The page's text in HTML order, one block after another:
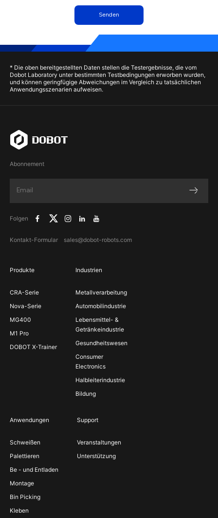
Senden
* Die oben bereitgestellten Daten stellen die Testergebnisse, die vom
Dobot Laboratory unter bestimmten Testbedingungen erworben wurden,
und können geringfügige Abweichungen im Vergleich zu tatsächlichen
Anwendungsszenarien aufweisen.
Abonnement
Folgen
Kontakt-Formular sales@dobot-robots.com
Produkte
CRA-Serie
Nova-Serie
MG400
M1 Pro
DOBOT X-Trainer
Industrien
Metallverarbeitung
Automobilindustrie
Lebensmittel- &
Getränkeindustrie
Gesundheitswesen
Consumer
Electronics
Halbleiterindustrie
Bildung
Anwendungen
Schweißen
Palettieren
Be - und Entladen
Montage
Bin Picking
Kleben
Support
Veranstaltungen
Unterstützung